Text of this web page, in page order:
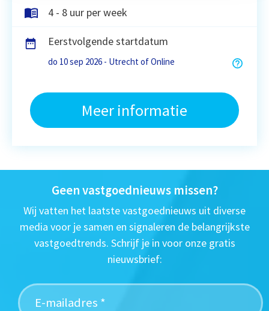
4 - 8 uur per week
Eerstvolgende startdatum
do 10 sep 2026 - Utrecht of Online
Meer informatie
Geen vastgoednieuws missen?
Wij vatten het laatste vastgoednieuws uit diverse
media voor je samen en signaleren de belangrijkste
vastgoedtrends. Schrijf je in voor onze gratis
nieuwsbrief: